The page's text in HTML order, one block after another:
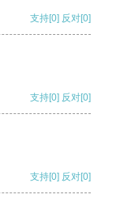
支持[0] 反对[0]
支持[0] 反对[0]
支持[0] 反对[0]